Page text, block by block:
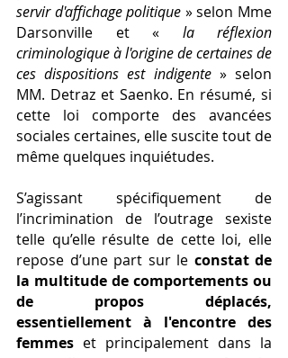
servir d'affichage politique » selon Mme
Darsonville et « la réflexion
criminologique à l'origine de certaines de
ces dispositions est indigente » selon
MM. Detraz et Saenko. En résumé, si
cette loi comporte des avancées
sociales certaines, elle suscite tout de
même quelques inquiétudes.
S’agissant spécifiquement de
l’incrimination de l’outrage sexiste
telle qu’elle résulte de cette loi, elle
repose d’une part sur le constat de
la multitude de comportements ou
de propos déplacés,
essentiellement à l'encontre des
femmes et principalement dans la